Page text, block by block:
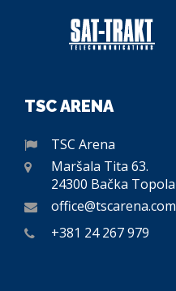
TSC ARENA
TSC Arena
Maršala Tita 63.
24300 Bačka Topola
office@tscarena.com
+381 24 267 979